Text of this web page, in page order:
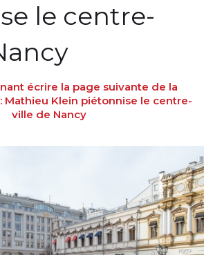
le centre-
écrire la page suivante de la
Mathieu Klein piétonnise le centre-
ville de Nancy